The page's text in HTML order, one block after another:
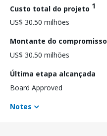
Custo total do projeto 1
US$ 30.50 milhões
Montante do compromisso
US$ 30.50 milhões
Última etapa alcançada
Board Approved
Notes